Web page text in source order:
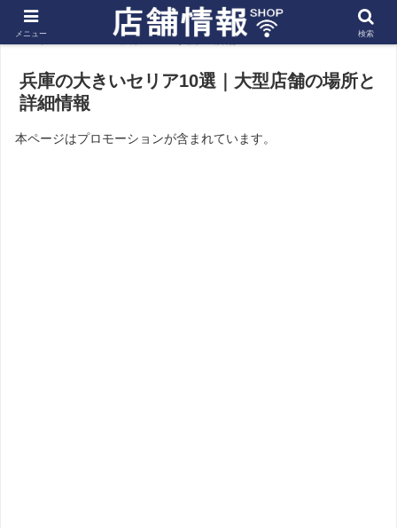
ホーム 近畿 兵庫の店舗
兵庫の大きいセリア10選｜大型店舗の場所と
詳細情報
本ページはプロモーションが含まれています。
メニュー 検索